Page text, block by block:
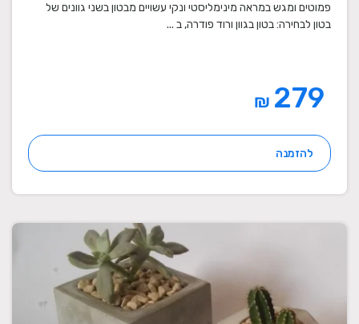
מבטון, מתנה לבית
פמוטים ומגש במראה מינימליסטי ונקי עשויים מבטון בשני גוונים של
בטון לבחירה: בטון בגוון ורוד פודרה, ב ...
₪
להזמנה